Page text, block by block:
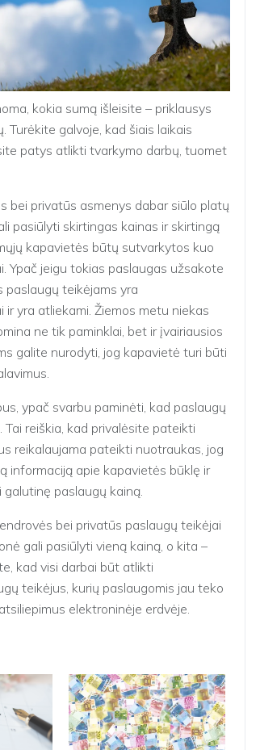
kokia sumą išleisite – priklausys
Turėkite galvoje, kad šiais laikais
patys atlikti tvarkymo darbų, tuomet
bei privatūs asmenys dabar siūlo platų
pasiūlyti skirtingas kainas ir skirtingą
kapavietės būtų sutvarkytos kuo
Ypač jeigu tokias paslaugas užsakote
paslaugų teikėjams yra
yra atliekami. Žiemos metu niekas
ne tik paminklai, bet ir įvairiausios
galite nurodyti, jog kapavietė turi būti
ypač svarbu paminėti, kad paslaugų
reiškia, kad privalėsite pateikti
reikalaujama pateikti nuotraukas, jog
informaciją apie kapavietės būklę ir
paslaugų kainą.
bei privatūs paslaugų teikėjai
gali pasiūlyti vieną kainą, o kita –
kad visi darbai būt atlikti
teikėjus, kurių paslaugomis jau teko
elektroninėje erdvėje.